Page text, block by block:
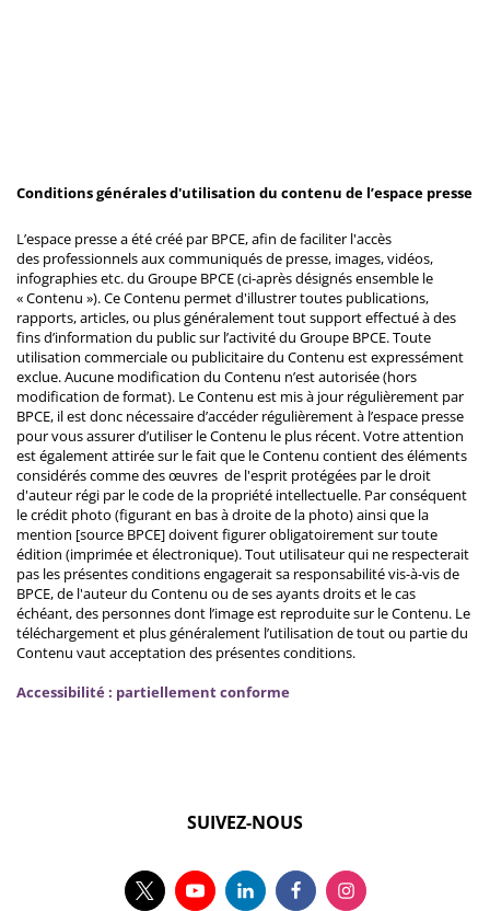
Conditions générales d'utilisation du contenu de l’espace presse
L’espace presse a été créé par BPCE, afin de faciliter l'accès
des professionnels aux communiqués de presse, images, vidéos,
infographies etc. du Groupe BPCE (ci-après désignés ensemble le
« Contenu »). Ce Contenu permet d'illustrer toutes publications,
rapports, articles, ou plus généralement tout support effectué à des
fins d’information du public sur l’activité du Groupe BPCE. Toute
utilisation commerciale ou publicitaire du Contenu est expressément
exclue. Aucune modification du Contenu n’est autorisée (hors
modification de format). Le Contenu est mis à jour régulièrement par
BPCE, il est donc nécessaire d’accéder régulièrement à l’espace presse
pour vous assurer d’utiliser le Contenu le plus récent. Votre attention
est également attirée sur le fait que le Contenu contient des éléments
considérés comme des œuvres de l'esprit protégées par le droit
d'auteur régi par le code de la propriété intellectuelle. Par conséquent
le crédit photo (figurant en bas à droite de la photo) ainsi que la
mention [source BPCE] doivent figurer obligatoirement sur toute
édition (imprimée et électronique). Tout utilisateur qui ne respecterait
pas les présentes conditions engagerait sa responsabilité vis-à-vis de
BPCE, de l'auteur du Contenu ou de ses ayants droits et le cas
échéant, des personnes dont l’image est reproduite sur le Contenu. Le
téléchargement et plus généralement l’utilisation de tout ou partie du
Contenu vaut acceptation des présentes conditions.
Accessibilité : partiellement conforme
SUIVEZ-NOUS